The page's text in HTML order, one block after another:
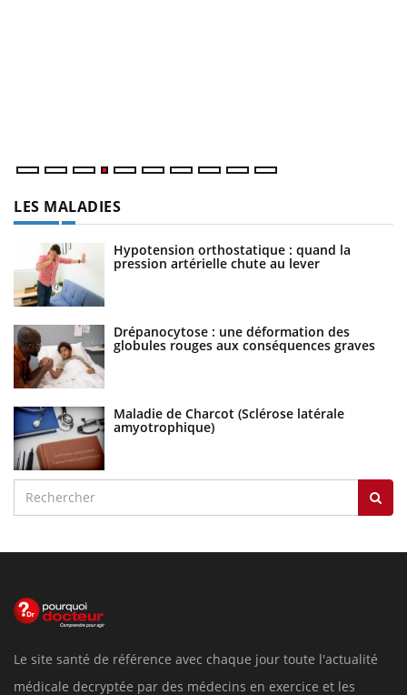
LES MALADIES
Hypotension orthostatique : quand la
pression artérielle chute au lever
Drépanocytose : une déformation des
globules rouges aux conséquences graves
Maladie de Charcot (Sclérose latérale
amyotrophique)
Le site santé de référence avec chaque jour toute l'actualité
médicale decryptée par des médecins en exercice et les